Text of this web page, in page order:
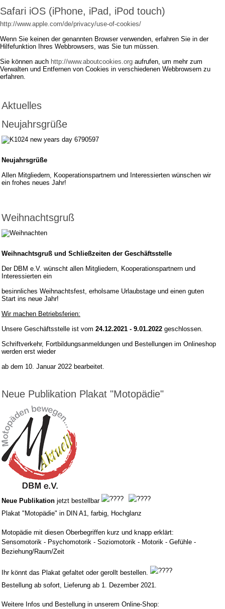
Safari iOS (iPhone, iPad, iPod touch)
http://www.apple.com/de/privacy/use-of-cookies/
Wenn Sie keinen der genannten Browser verwenden, erfahren Sie in der
Hilfefunktion Ihres Webbrowsers, was Sie tun müssen.
Sie können auch http://www.aboutcookies.org aufrufen, um mehr zum
Verwalten und Entfernen von Cookies in verschiedenen Webbrowsern zu
erfahren.
Aktuelles
Neujahrsgrüße
Neujahrsgrüße
Allen Mitgliedern, Kooperationspartnern und Interessierten wünschen wir
ein frohes neues Jahr!
Weihnachtsgruß
Weihnachtsgruß und Schließzeiten der Geschäftsstelle
Der DBM e.V. wünscht allen Mitgliedern, Kooperationspartnern und
Interessierten ein
besinnliches Weihnachtsfest, erholsame Urlaubstage und einen guten
Start ins neue Jahr!
Wir machen Betriebsferien:
Unsere Geschäftsstelle ist vom 24.12.2021 - 9.01.2022 geschlossen.
Schriftverkehr, Fortbildungsanmeldungen und Bestellungen im Onlineshop
werden erst wieder
ab dem 10. Januar 2022 bearbeitet.
Neue Publikation Plakat "Motopädie"
Neue Publikation jetzt bestellbar
Plakat "Motopädie" in DIN A1, farbig, Hochglanz
Motopädie mit diesen Oberbegriffen kurz und knapp erklärt:
Sensomotorik - Psychomotorik - Soziomotorik - Motorik - Gefühle -
Beziehung/Raum/Zeit
Ihr könnt das Plakat gefaltet oder gerollt bestellen.
Bestellung ab sofort, Lieferung ab 1. Dezember 2021.
Weitere Infos und Bestellung in unserem Online-Shop: